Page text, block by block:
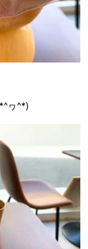
ヮ^*)